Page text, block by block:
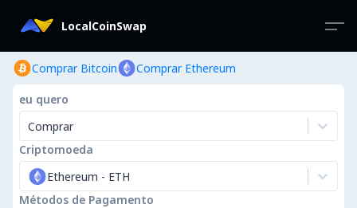
LocalCoinSwap
Comprar Bitcoin Comprar Ethereum
eu quero
Comprar
Criptomoeda
Ethereum - ETH
Métodos de Pagamento